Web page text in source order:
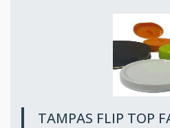
TAMPAS FLIP TOP